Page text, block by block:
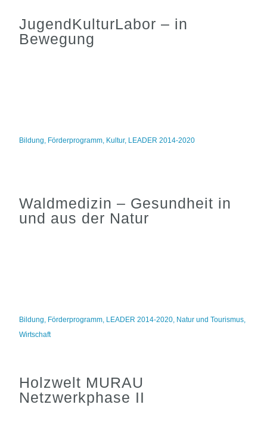
JugendKulturLabor – in
Bewegung
Bildung, Förderprogramm, Kultur, LEADER 2014-2020
Waldmedizin – Gesundheit in
und aus der Natur
Bildung, Förderprogramm, LEADER 2014-2020, Natur und Tourismus,
Wirtschaft
Holzwelt MURAU
Netzwerkphase II